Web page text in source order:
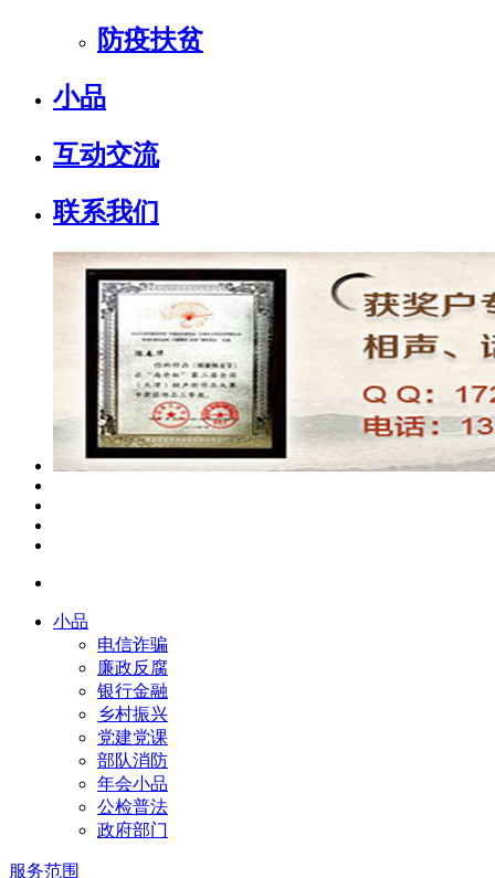
防疫扶贫
小品
互动交流
联系我们
小品
电信诈骗
廉政反腐
银行金融
乡村振兴
党建党课
部队消防
年会小品
公检普法
政府部门
服务范围